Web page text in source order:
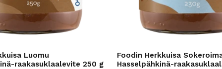
Luomu
raakasuklaalevite 250 g
Foodin Herkkuisa
Hasselpähkinä-